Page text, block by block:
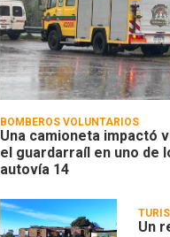
BOMBEROS VOLUNTARIOS
Una camioneta impactó
el guardarraíl en uno de
autovía 14
Un